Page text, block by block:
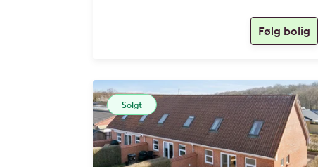
Solgt